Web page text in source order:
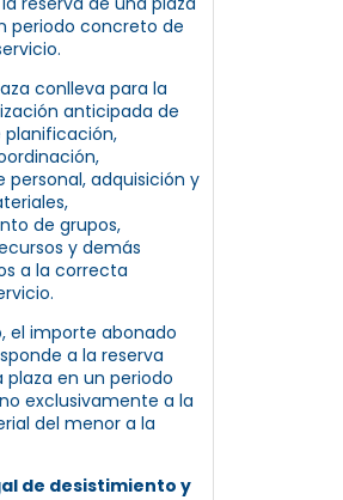
periodo concreto de
conlleva para la
anticipada de
adquisición y
de grupos,
y demás
a la correcta
el importe abonado
a la reserva
en un periodo
exclusivamente a la
del menor a la
de desistimiento y